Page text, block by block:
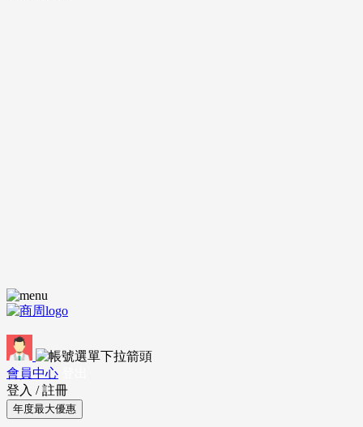
會員中心
登入 / 註冊
年度最大優惠